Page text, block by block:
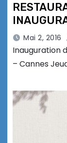
Mai 2, 2016
Inauguration
– Cannes